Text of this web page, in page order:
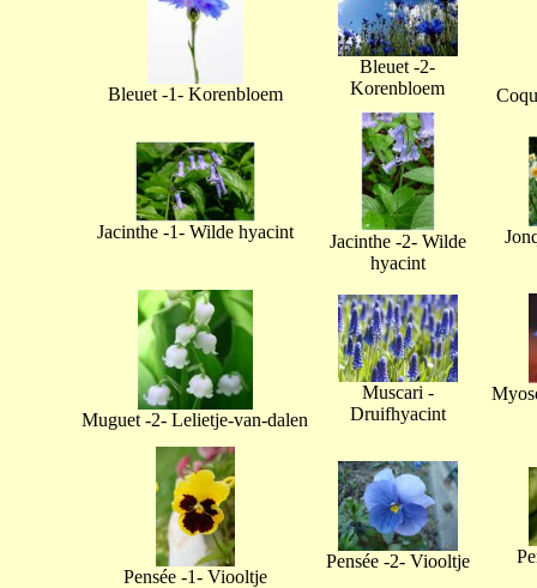
Bleuet -1- Korenbloem
Bleuet -2-
Korenbloem
Jacinthe -1- Wilde hyacint
Jacinthe -2- Wilde
hyacint
Muguet -2- Lelietje-van-dalen
Muscari -
Druifhyacint
Pensée -1- Viooltje
Pensée -2- Viooltje